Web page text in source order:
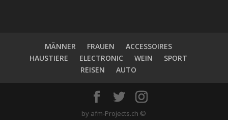
MÄNNER FRAUEN
ACCESSOIRES
HAUSTIERE
ELECTRONIC WEIN
SPORT
REISEN
AUTO
by afm-Projects.ch ©